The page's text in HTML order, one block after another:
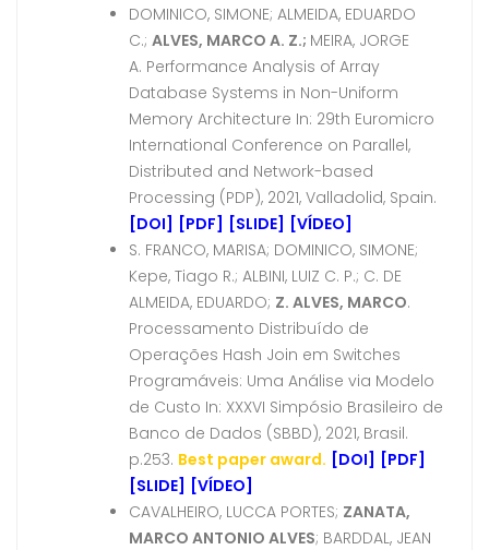
DOMINICO, SIMONE; ALMEIDA, EDUARDO
C.; ALVES, MARCO A. Z.; MEIRA, JORGE
A. Performance Analysis of Array
Database Systems in Non-Uniform
Memory Architecture In: 29th Euromicro
International Conference on Parallel,
Distributed and Network-based
Processing (PDP), 2021, Valladolid, Spain.
[DOI] [PDF] [SLIDE] [VÍDEO]
S. FRANCO, MARISA; DOMINICO, SIMONE;
Kepe, Tiago R.; ALBINI, LUIZ C. P.; C. DE
ALMEIDA, EDUARDO; Z. ALVES, MARCO.
Processamento Distribuído de
Operações Hash Join em Switches
Programáveis: Uma Análise via Modelo
de Custo In: XXXVI Simpósio Brasileiro de
Banco de Dados (SBBD), 2021, Brasil.
p.253. Best paper award. [DOI] [PDF]
[SLIDE] [VÍDEO]
CAVALHEIRO, LUCCA PORTES; ZANATA,
MARCO ANTONIO ALVES; BARDDAL, JEAN